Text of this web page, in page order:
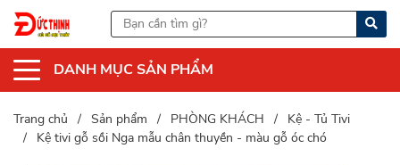
DANH MỤC SẢN PHẨM
Trang chủ Sản phẩm PHÒNG KHÁCH
Kệ - Tủ Tivi
Kệ tivi gỗ sồi Nga mẫu chân thuyền - màu gỗ óc chó